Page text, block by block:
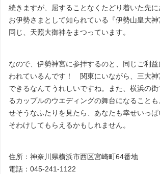
続きますが、屈することなくたどり着いた先
お伊勢さまとして知られている『伊勢山皇大
同じ、天照大御神をまつっています。
なので、伊勢神宮に参拝するのと、同じご利
われているんです！ 関東にいながら、三大神
できるなんてうれしいですね。また、横浜の
るカップルのウエディングの舞台になること
せそうなふたりを見たら、あなたも幸せいっ
そわけしてもらえるかもしれません。
住所：神奈川県横浜市西区宮崎町64番地
電話：045-241-1122